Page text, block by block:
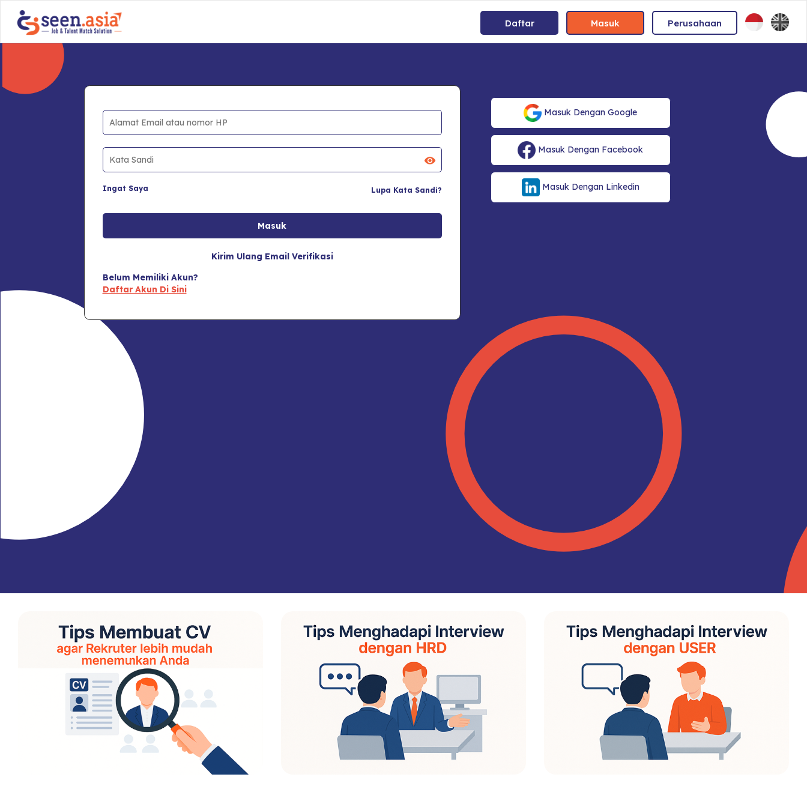
Daftar Masuk Perusahaan
Ingat Saya Lupa Kata Sandi?
Kirim Ulang Email Verifikasi
Belum Memiliki Akun?
Daftar Akun Di Sini
Masuk Dengan Google
Masuk Dengan Facebook
Masuk Dengan Linkedin